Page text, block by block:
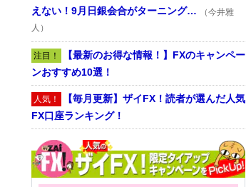
えない！9月日銀会合がターニング…
（今井雅
人）
注目！ 【最新のお得な情報！】FXのキャンペー
ンおすすめ10選！
人気！ 【毎月更新】ザイFX！読者が選んだ人気
FX口座ランキング！